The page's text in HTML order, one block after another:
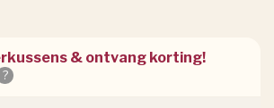
& ontvang korting!
?